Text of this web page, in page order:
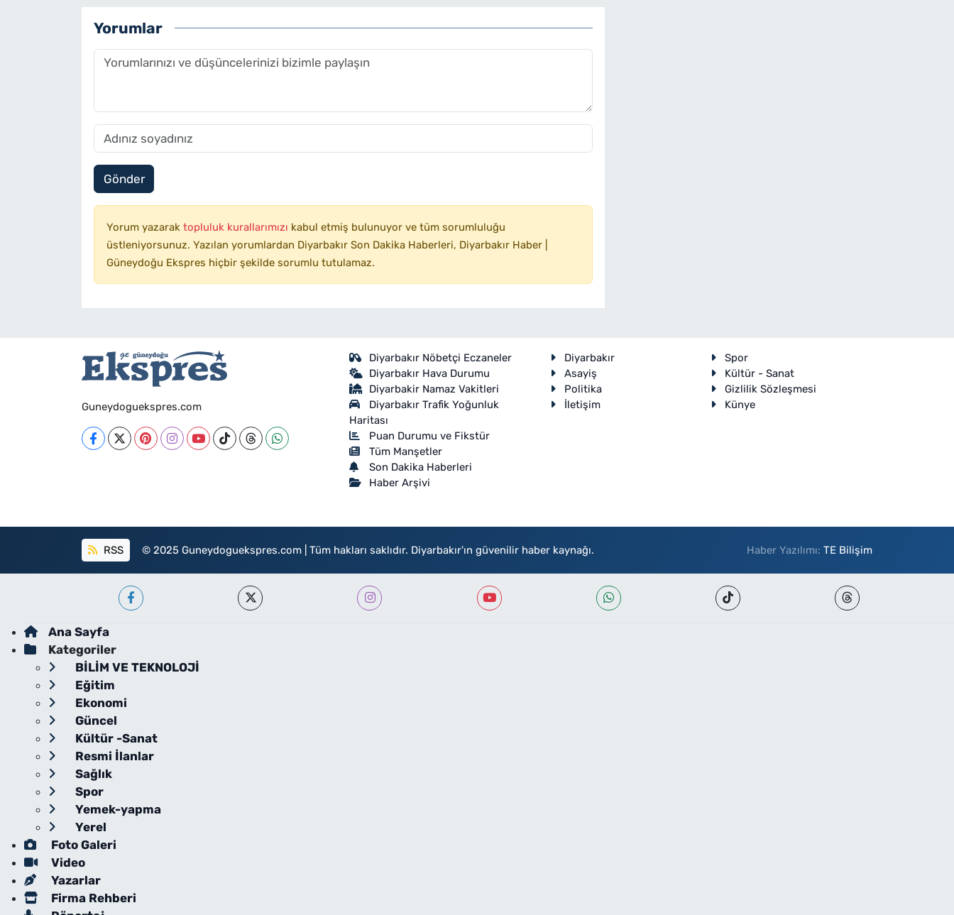
Yorumlar
Gönder
Yorum yazarak topluluk kurallarımızı kabul etmiş bulunuyor ve tüm sorumluluğu
üstleniyorsunuz. Yazılan yorumlardan Diyarbakır Son Dakika Haberleri, Diyarbakır Haber |
Güneydoğu Ekspres hiçbir şekilde sorumlu tutulamaz.
Guneydoguekspres.com
Diyarbakır Nöbetçi Eczaneler
Diyarbakır Hava Durumu
Diyarbakir Namaz Vakitleri
Diyarbakır Trafik Yoğunluk
Haritası
Puan Durumu ve Fikstür
Tüm Manşetler
Son Dakika Haberleri
Haber Arşivi
Diyarbakır
Spor
Asayiş
Kültür - Sanat
Politika
Gizlilik Sözleşmesi
İletişim
Künye
RSS © 2025 Guneydoguekspres.com | Tüm hakları saklıdır. Diyarbakır'ın güvenilir haber kaynağı. Haber Yazılımı:TE Bilişim
Ana Sayfa
Kategoriler
BİLİM VE TEKNOLOJİ
Eğitim
Ekonomi
Güncel
Kültür -Sanat
Resmi İlanlar
Sağlık
Spor
Yemek-yapma
Yerel
Foto Galeri
Video
Yazarlar
Firma Rehberi